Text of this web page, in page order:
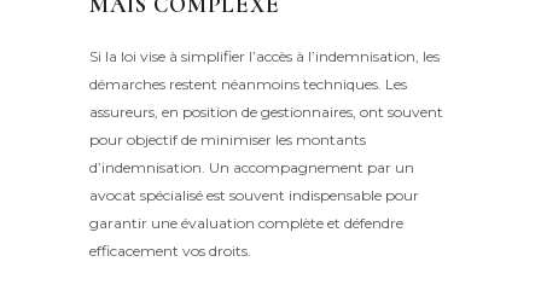
Si la loi vise à simplifier l’accès à l’indemnisation, les
démarches restent néanmoins techniques. Les
assureurs, en position de gestionnaires, ont souvent
pour objectif de minimiser les montants
d’indemnisation. Un accompagnement par un
avocat spécialisé est souvent indispensable pour
garantir une évaluation complète et défendre
efficacement vos droits.